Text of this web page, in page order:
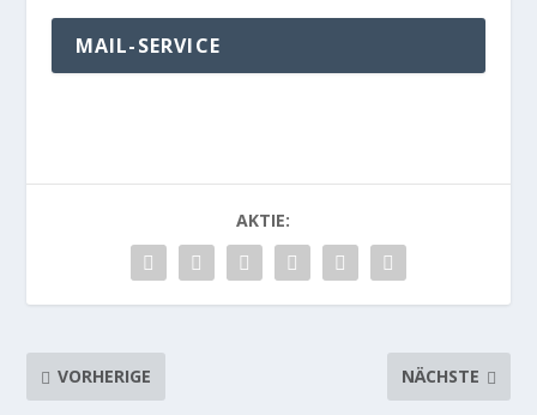
MAIL-SERVICE
AKTIE:
VORHERIGE NÄCHSTE